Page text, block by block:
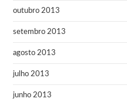
outubro 2013
setembro 2013
agosto 2013
julho 2013
junho 2013